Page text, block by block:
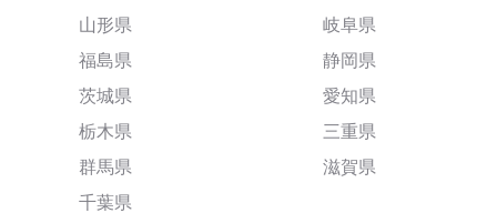
山形県
福島県
茨城県
栃木県
群馬県
千葉県
岐阜県
静岡県
愛知県
三重県
滋賀県